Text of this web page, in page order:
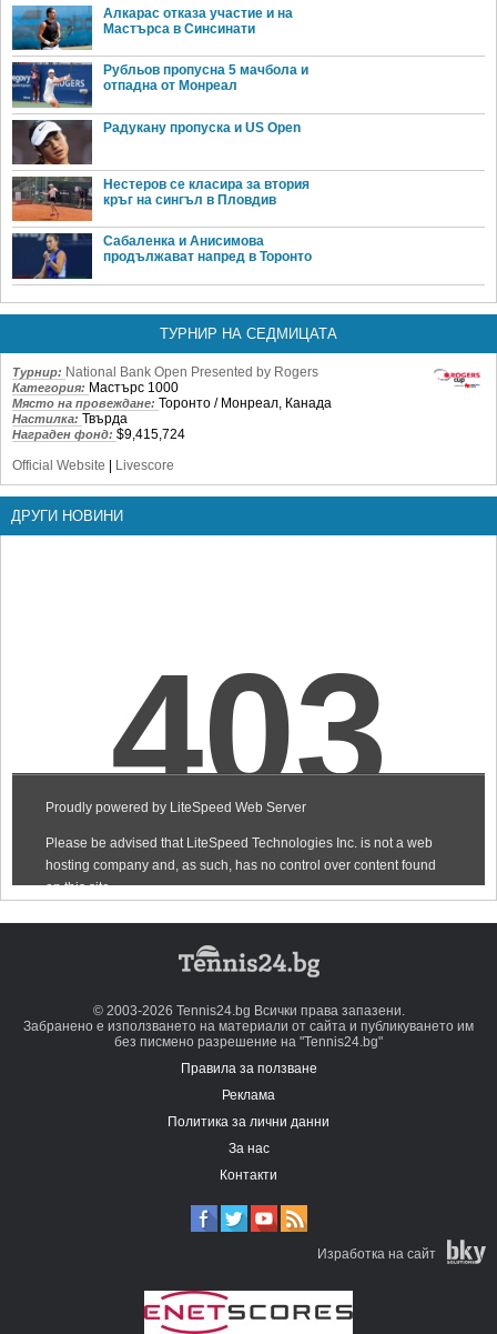
Алкарас отказа участие и на
Мастърса в Синсинати
Рубльов пропусна 5 мачбола и
отпадна от Монреал
Радукану пропуска и US Open
Нестеров се класира за втория
кръг на сингъл в Пловдив
Сабаленка и Анисимова
продължават напред в Торонто
ТУРНИР НА СЕДМИЦАТА
Турнир: National Bank Open Presented by Rogers
Категория: Мастърс 1000
Място на провеждане: Торонто / Монреал, Канада
Настилка: Твърда
Награден фонд: $9,415,724
Official Website
Livescore
ДРУГИ НОВИНИ
© 2003-2026 Tennis24.bg Всички права запазени.
Забранено е използването на материали от сайта и публикуването им
без писмено разрешение на "Tennis24.bg"
Правила за ползване
Реклама
Политика за лични данни
За нас
Контакти
Изработка на сайт